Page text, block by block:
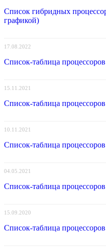
Список гибридных
графикой)
17.08.2022
Список-таблица
15.11.2021
Список-таблица
10.11.2021
Список-таблица
04.05.2021
Список-таблица
15.09.2020
Список-таблица